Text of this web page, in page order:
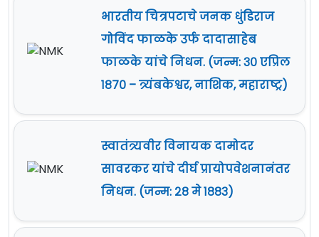
भारतीय चित्रपटाचे जनक धुंडिराज
गोविंद फाळके उर्फ दादासाहेब
फाळके यांचे निधन. (जन्म: ३० एप्रिल
१८७० – त्र्यंबकेश्वर, नाशिक, महाराष्ट्र)
स्वातंत्र्यवीर विनायक दामोदर
सावरकर यांचे दीर्घ प्रायोपवेशनानंतर
निधन. (जन्म: २८ मे १८८३)